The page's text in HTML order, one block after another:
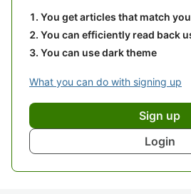
You get articles that match
You can efficiently read back
You can use dark theme
What you can do with signing up
Sign up
Login